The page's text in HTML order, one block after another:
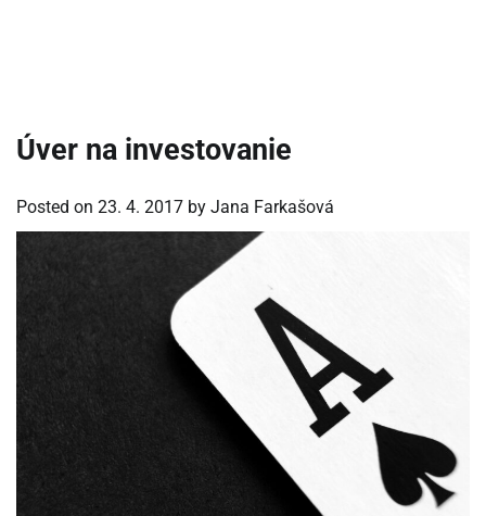
Úver na investovanie
Posted on 23. 4. 2017 by Jana Farkašová